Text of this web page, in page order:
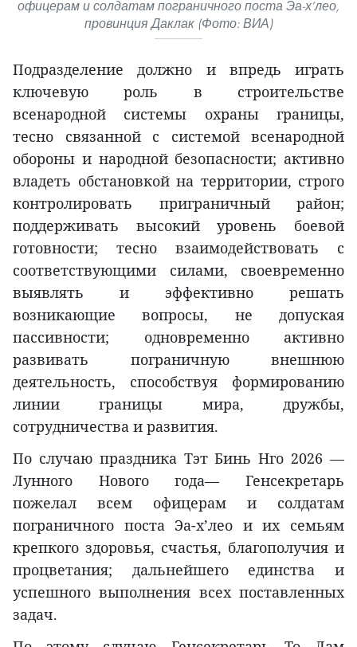
офицерам и солдатам пограничного поста Эа-х’лео,
провинция Даклак (Фото: ВИА)
Подразделение должно и впредь играть
ключевую роль в строительстве
всенародной системы охраны границы,
тесно связанной с системой всенародной
обороны и народной безопасности; активно
владеть обстановкой на территории, строго
контролировать приграничный район;
поддерживать высокий уровень боевой
готовности; тесно взаимодействовать с
соответствующими силами, своевременно
выявлять и эффективно решать
возникающие вопросы, не допуская
пассивности; одновременно активно
развивать пограничную внешнюю
деятельность, способствуя формированию
линии границы мира, дружбы,
сотрудничества и развития.
По случаю праздника Тэт Бинь Нго 2026 —
Лунного Нового года— Генсекретарь
пожелал всем офицерам и солдатам
пограничного поста Эа-х’лео и их семьям
крепкого здоровья, счастья, благополучия и
процветания; дальнейшего единства и
успешного выполнения всех поставленных
задач.